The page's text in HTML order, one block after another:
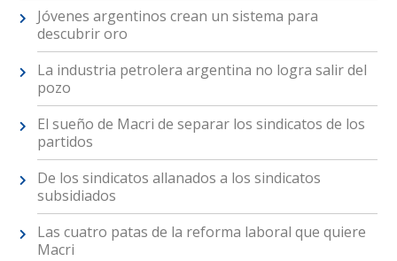
Jóvenes argentinos crean un sistema para
descubrir oro
La industria petrolera argentina no logra salir del
pozo
El sueño de Macri de separar los sindicatos de los
partidos
De los sindicatos allanados a los sindicatos
subsidiados
Las cuatro patas de la reforma laboral que quiere
Macri